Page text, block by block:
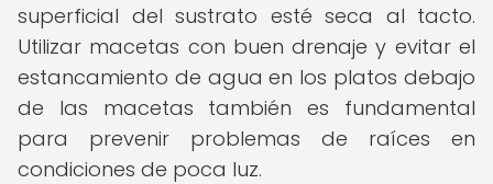
superficial del sustrato esté seca al tacto.
Utilizar macetas con buen drenaje y evitar el
estancamiento de agua en los platos debajo
de las macetas también es fundamental
para prevenir problemas de raíces en
condiciones de poca luz.